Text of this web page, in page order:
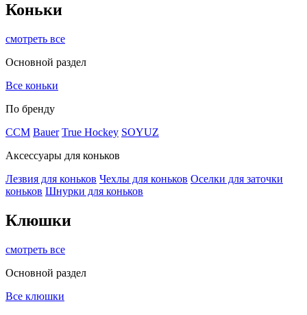
Коньки
смотреть все
Основной раздел
Все коньки
По бренду
ССМ Bauer True Hockey SOYUZ
Аксессуары для коньков
Лезвия для коньков Чехлы для коньков Оселки для заточки
коньков Шнурки для коньков
Клюшки
смотреть все
Основной раздел
Все клюшки